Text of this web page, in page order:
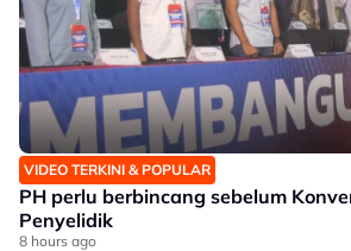
VIDEO TERKINI & POPULAR
PH perlu berbincang sebelum
Penyelidik
8 hours ago